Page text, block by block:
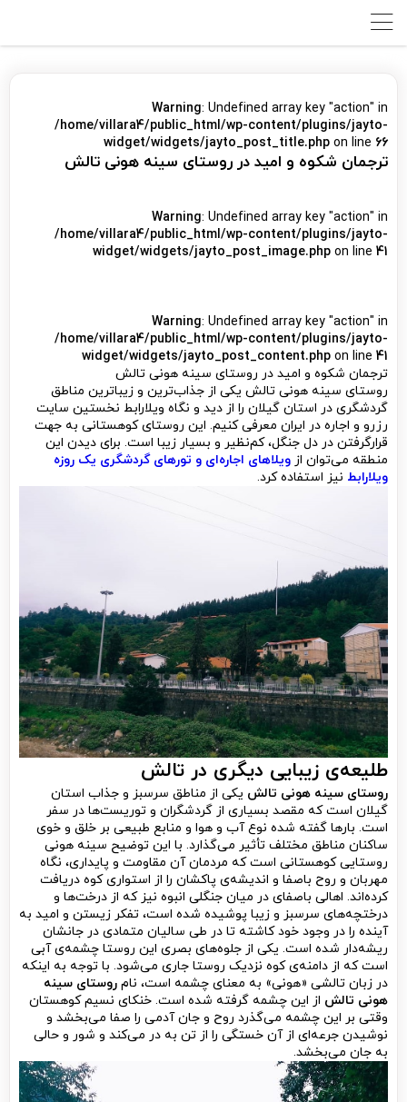
Warning: Undefined array key "action" in
/home/villara4/public_html/wp-content/plugins/jayto-
widget/widgets/jayto_post_title.php on line 66
ترجمان شکوه و امید در روستای سینه هونی تالش
Warning: Undefined array key "action" in
/home/villara4/public_html/wp-content/plugins/jayto-
widget/widgets/jayto_post_image.php on line 41
Warning: Undefined array key "action" in
/home/villara4/public_html/wp-content/plugins/jayto-
widget/widgets/jayto_post_content.php on line 41
ترجمان شکوه و امید در روستای سینه هونی تالش
روستای سینه هونی تالش یکی از جذاب‌ترین و زیباترین مناطق
گردشگری در استان گیلان را از دید و نگاه ویلارابط نخستین سایت
رزرو و اجاره در ایران معرفی کنیم. این روستای کوهستانی به جهت
قرارگرفتن در دل جنگل، کم‌نظیر و بسیار زیبا است. برای دیدن این
منطقه می‌توان از ویلاهای اجاره‌ای و تورهای گردشگری یک روزه
ویلارابط نیز استفاده کرد.
طلیعه‌ی زیبایی دیگری در تالش
روستای سینه هونی تالش یکی از مناطق سرسبز و جذاب استان
گیلان است که مقصد بسیاری از گردشگران و توریست‌ها در سفر
است. بارها گفته شده نوع آب و هوا و منابع طبیعی بر خلق و خوی
ساکنان مناطق مختلف تأثیر می‌گذارد. با این توضیح سینه هونی
روستایی کوهستانی است که مردمان آن مقاومت و پایداری، نگاه
مهربان و روح باصفا و اندیشه‌ی پاکشان را از استواری کوه دریافت
کرده‌اند. اهالی باصفای در میان جنگلی انبوه نیز که از درخت‌ها و
درختچه‌های سرسبز و زیبا پوشیده شده است، تفکر زیستن و امید به
آینده را در وجود خود کاشته تا در طی سالیان متمادی در جانشان
ریشه‌دار شده است. یکی از جلوه‌های بصری این روستا چشمه‌ی آبی
است که از دامنه‌ی کوه نزدیک روستا جاری می‌شود. با توجه به اینکه
در زبان تالشی «هونی» به معنای چشمه است، نام روستای سینه
هونی تالش از این چشمه گرفته شده است. خنکای نسیم کوهستان
وقتی بر این چشمه می‌گذرد روح و جان آدمی را صفا می‌بخشد و
نوشیدن جرعه‌ای از آن خستگی را از تن به در می‌کند و شور و حالی
به جان می‌بخشد.